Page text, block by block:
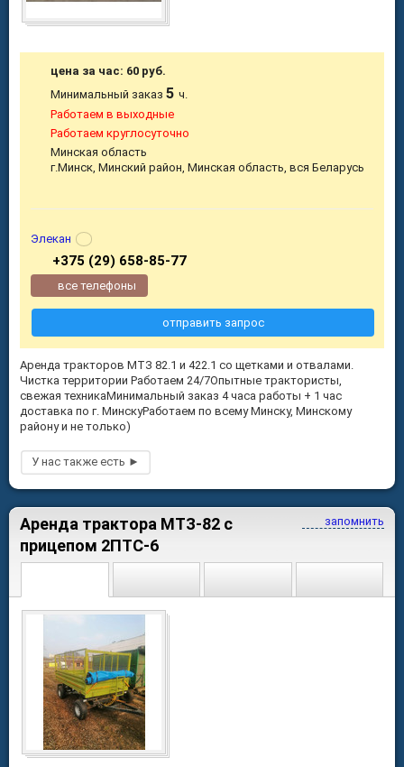
Аренда тракторов МТЗ 82.1 и 422.1 со щетками и отвалами.
Чистка территории Работаем 24/7Опытные трактористы,
свежая техникаМинимальный заказ 4 часа работы + 1 час
доставка по г. МинскуРаботаем по всему Минску, Минскому
району и не только)
цена за час: 60 руб.
Минимальный заказ5ч.
Работаем в выходные
Работаем круглосуточно
Минская область
г.Минск, Минский район, Минская область, вся Беларусь
Элекан
+375 (29) 658-85-77
все телефоны
отправить запрос
запомнить
Аренда трактора МТЗ-82 с
прицепом 2ПТС-6